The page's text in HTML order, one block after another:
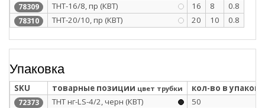
78309 ТНТ-16/8, пр (КВТ) 16 8 0.8
78310 ТНТ-20/10, пр (КВТ) 20 10 0.8
Упаковка
SKU товарные позиции цвет трубки кол-во в
72373 ТНТ нг-LS-4/2, черн (КВТ) 50